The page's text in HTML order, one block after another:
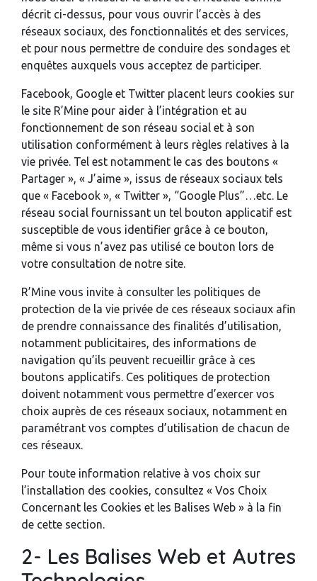
décrit ci-dessus, pour vous ouvrir l’accès à des
réseaux sociaux, des fonctionnalités et des services,
et pour nous permettre de conduire des sondages et
enquêtes auxquels vous acceptez de participer.
Facebook, Google et Twitter placent leurs cookies sur
le site R’Mine pour aider à l’intégration et au
fonctionnement de son réseau social et à son
utilisation conformément à leurs règles relatives à la
vie privée. Tel est notamment le cas des boutons «
Partager », « J’aime », issus de réseaux sociaux tels
que « Facebook », « Twitter », “Google Plus”…etc. Le
réseau social fournissant un tel bouton applicatif est
susceptible de vous identifier grâce à ce bouton,
même si vous n’avez pas utilisé ce bouton lors de
votre consultation de notre site.
R’Mine vous invite à consulter les politiques de
protection de la vie privée de ces réseaux sociaux afin
de prendre connaissance des finalités d’utilisation,
notamment publicitaires, des informations de
navigation qu’ils peuvent recueillir grâce à ces
boutons applicatifs. Ces politiques de protection
doivent notamment vous permettre d’exercer vos
choix auprès de ces réseaux sociaux, notamment en
paramétrant vos comptes d’utilisation de chacun de
ces réseaux.
Pour toute information relative à vos choix sur
l’installation des cookies, consultez « Vos Choix
Concernant les Cookies et les Balises Web » à la fin
de cette section.
2- Les Balises Web et Autres